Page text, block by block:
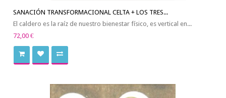
SANACIÓN TRANSFORMACIONAL CELTA + LOS TRES...
El caldero es la raíz de nuestro bienestar físico, es vertical en...
72,00 €